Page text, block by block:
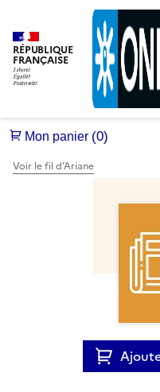
RÉPUBLIQUE
FRANÇAISE
Voir le fil d’Ariane